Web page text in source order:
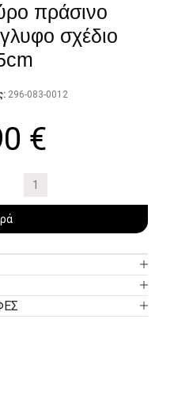
πράσινο
σχέδιο
296-083-0012
€